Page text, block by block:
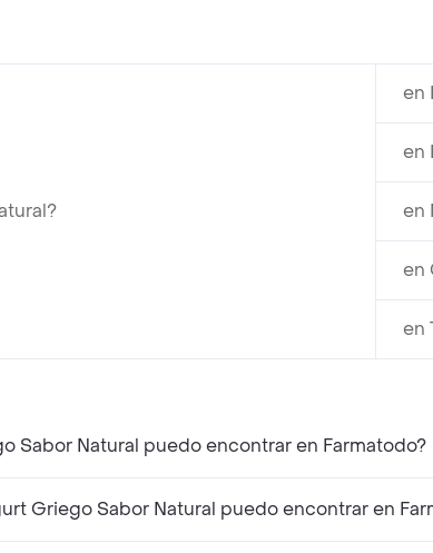
en
en
en
en
en
Sabor Natural puedo encontrar en Farmatodo?
Griego Sabor Natural puedo encontrar en